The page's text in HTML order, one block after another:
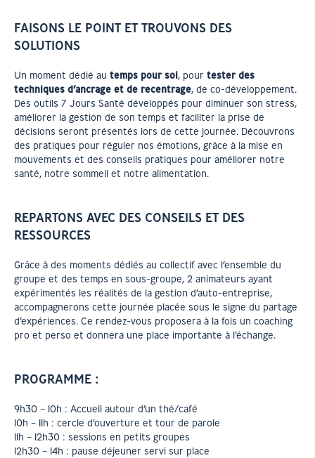
FAISONS LE POINT ET TROUVONS DES
SOLUTIONS
Un moment dédié au temps pour soi, pour tester des
techniques d’ancrage et de recentrage, de co-développement.
Des outils 7 Jours Santé développés pour diminuer son stress,
améliorer la gestion de son temps et faciliter la prise de
décisions seront présentés lors de cette journée. Découvrons
des pratiques pour réguler nos émotions, grâce à la mise en
mouvements et des conseils pratiques pour améliorer notre
santé, notre sommeil et notre alimentation.
REPARTONS AVEC DES CONSEILS ET DES
RESSOURCES
Grâce à des moments dédiés au collectif avec l’ensemble du
groupe et des temps en sous-groupe, 2 animateurs ayant
expérimentés les réalités de la gestion d’auto-entreprise,
accompagnerons cette journée placée sous le signe du partage
d’expériences. Ce rendez-vous proposera à la fois un coaching
pro et perso et donnera une place importante à l’échange.
PROGRAMME :
9h30 – 10h : Accueil autour d’un thé/café
10h – 11h : cercle d’ouverture et tour de parole
11h – 12h30 : sessions en petits groupes
12h30 – 14h : pause déjeuner servi sur place